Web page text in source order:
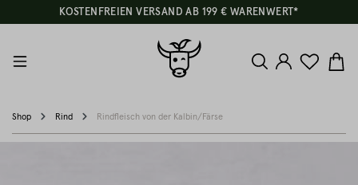
KOSTENFREIEN VERSAND AB 199 € WARENWERT*
Shop Rind Rindfleisch von der Kalbin/Färse